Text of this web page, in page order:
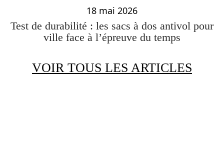
18 mai 2026
Test de durabilité : les sacs à dos antivol pour
ville face à l’épreuve du temps
VOIR TOUS LES ARTICLES